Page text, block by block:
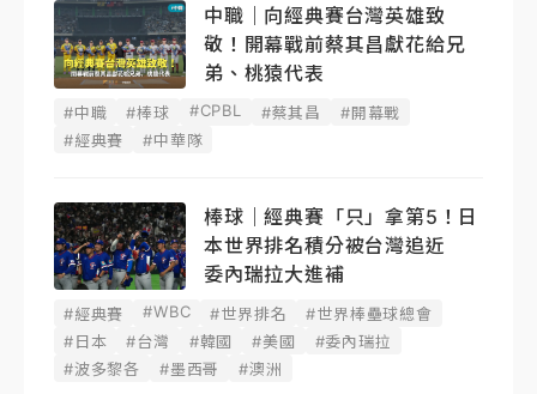
中職｜向經典賽台灣英雄致
敬！開幕戰前蔡其昌獻花給兄
弟、桃猿代表
#中職 #棒球 #CPBL #蔡其昌
#開幕戰
#經典賽
#中華隊
棒球｜經典賽「只」拿第5！日
本世界排名積分被台灣追近
委內瑞拉大進補
#經典賽 #WBC #世界排名
#世界棒壘球總會
#日本
#台灣 #韓國 #美國
#委內瑞拉
#波多黎各
#墨西哥 #澳洲